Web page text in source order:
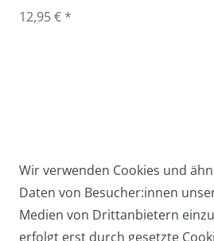
12,95 € *
Wir verwenden Cookies und
Daten von Besucher:innen
Medien von Drittanbietern
erfolgt erst durch gesetzte